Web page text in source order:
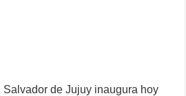
de Jujuy inaugura hoy